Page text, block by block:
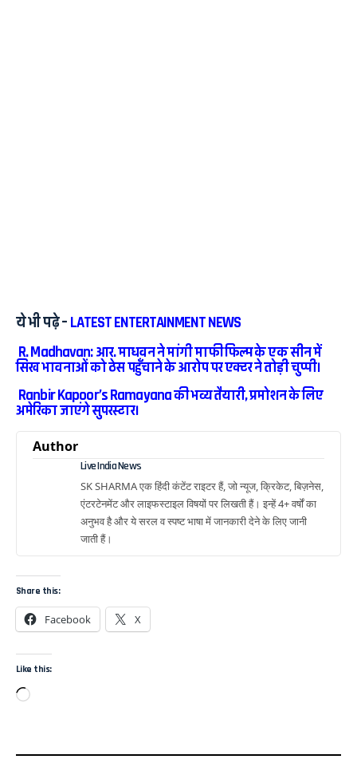
ये भी पढ़े – LATEST ENTERTAINMENT NEWS
R. Madhavan: आर. माधवन ने मांगी माफी फिल्म के एक सीन में
सिख भावनाओं को ठेस पहुँचाने के आरोप पर एक्टर ने तोड़ी चुप्पी।
Ranbir Kapoor’s Ramayana की भव्य तैयारी, प्रमोशन के लिए
अमेरिका जाएंगे सुपरस्टार।
Author
Live India News
SK SHARMA एक हिंदी कंटेंट राइटर हैं, जो न्यूज, क्रिकेट, बिज़नेस,
एंटरटेनमेंट और लाइफस्टाइल विषयों पर लिखती हैं। इन्हें 4+ वर्षों का
अनुभव है और ये सरल व स्पष्ट भाषा में जानकारी देने के लिए जानी
जाती हैं।
Share this:
Facebook X
Like this: